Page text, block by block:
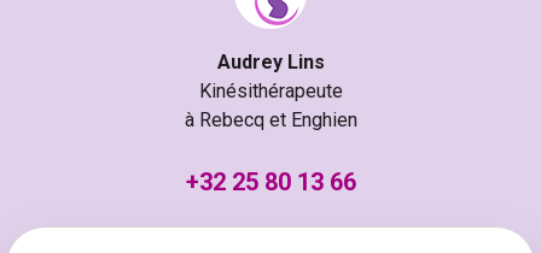
Audrey Lins
Kinésithérapeute
à Rebecq et Enghien
+32 25 80 13 66